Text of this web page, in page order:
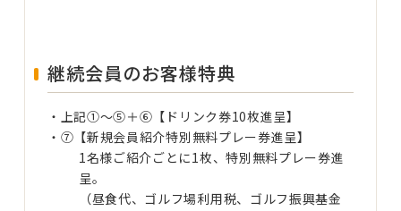
継続会員のお客様特典
・上記①～⑤＋⑥【ドリンク券10枚進呈】
・⑦【新規会員紹介特別無料プレー券進呈】
1名様ご紹介ごとに1枚、特別無料プレー券進
呈。
（昼食代、ゴルフ場利用税、ゴルフ振興基金